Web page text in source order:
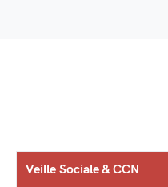
Veille Sociale & CCN